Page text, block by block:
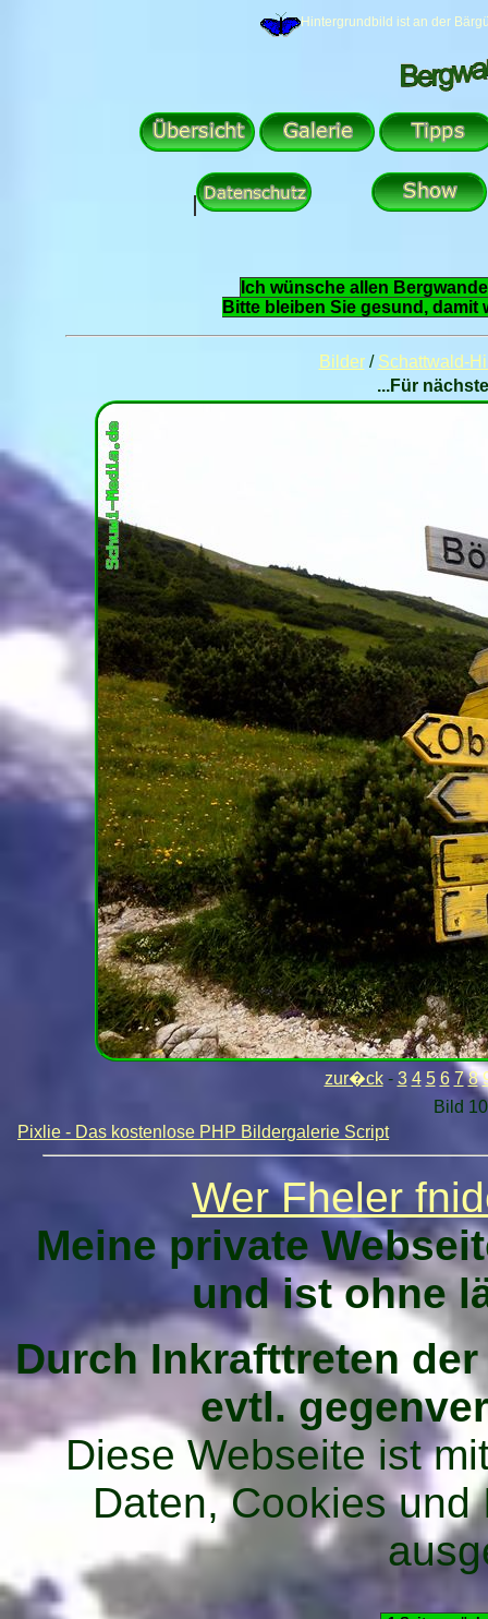
Hintergrundbild ist an der
Ich wünsche allen
Bitte bleiben Sie gesund,
Bilder/ Schattwald-
...Für
zur�ck- 3 4 5 6 7 8
Bild
Pixlie - Das kostenlose PHP Bildergalerie Script
Wer Fheler
Meine private
und ist ohne
Durch Inkrafttreten der
evtl.
Diese Webseite ist
Daten, Cookies